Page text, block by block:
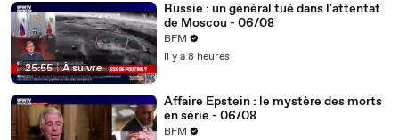
25:55 | À suivre
Russie : un général tué dans l'attentat
de Moscou - 06/08
BFM
il y a 8 heures
Affaire Epstein : le mystère des morts
en série - 06/08
BFM